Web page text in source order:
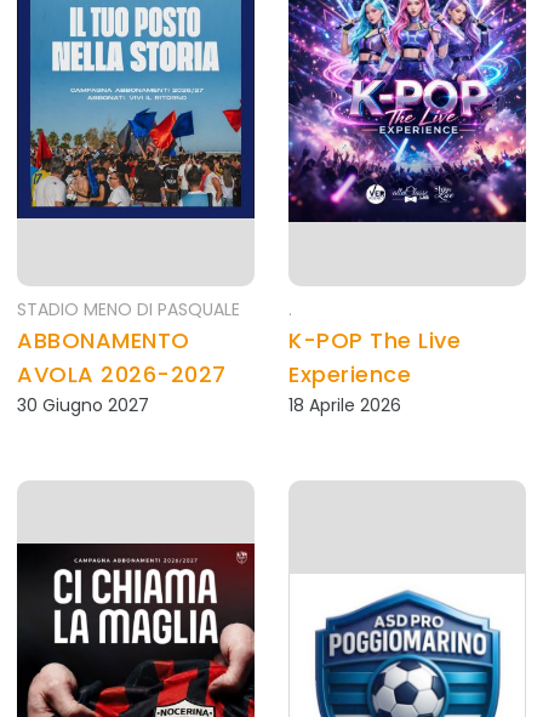
STADIO MENO DI PASQUALE
ABBONAMENTO
AVOLA 2026-2027
30 Giugno 2027
.
K-POP The Live
Experience
18 Aprile 2026